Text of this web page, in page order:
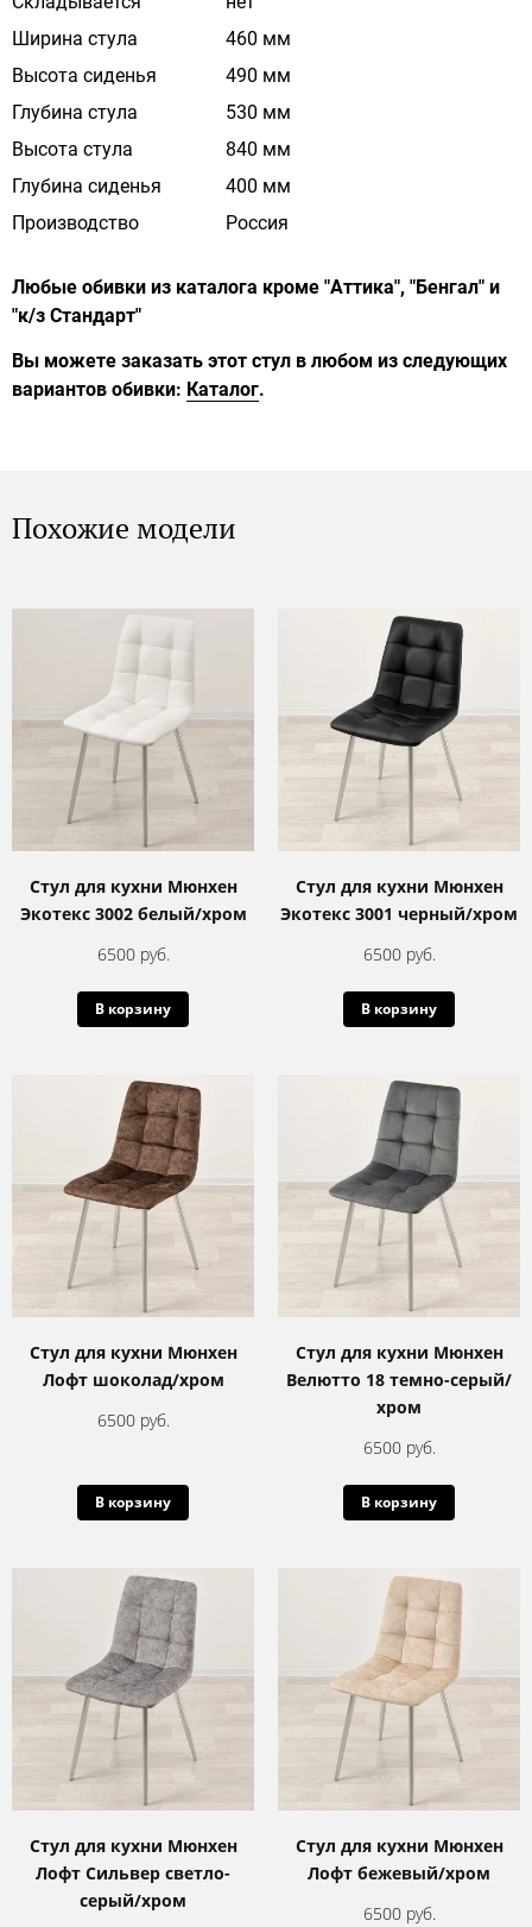
Ширина стула
460 мм
Высота сиденья
490 мм
Глубина стула
530 мм
Высота стула
840 мм
Глубина сиденья
400 мм
Производство
Россия
Любые обивки из каталога кроме "Аттика", "Бенгал" и
"к/з Стандарт"
Вы можете заказать этот стул в любом из следующих
вариантов обивки: Каталог.
Похожие модели
Стул для кухни Мюнхен
Экотекс 3002 белый/хром
6500 руб.
В корзину
Стул для кухни Мюнхен
Экотекс 3001 черный/хром
6500 руб.
В корзину
Стул для кухни Мюнхен
Лофт шоколад/хром
6500 руб.
В корзину
Стул для кухни Мюнхен
Велютто 18 темно-серый/
хром
6500 руб.
В корзину
Стул для кухни Мюнхен
Лофт Сильвер светло-
серый/хром
Стул для кухни Мюнхен
Лофт бежевый/хром
6500 руб.